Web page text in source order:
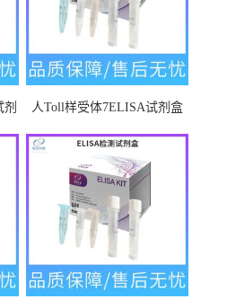
剂
人Toll样受体7ELISA试剂盒